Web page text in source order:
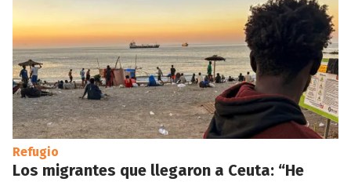
Refugio
Los migrantes que llegaron a Ceuta: “He